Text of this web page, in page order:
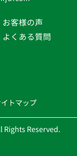
お客様の声
よくある質問
トマップ
Reserved.